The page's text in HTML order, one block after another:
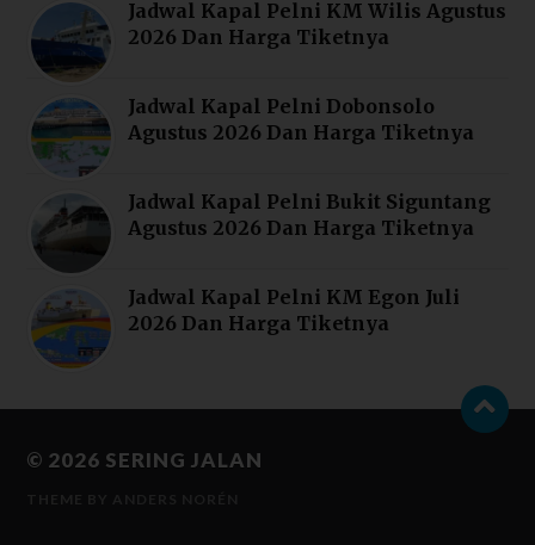
Jadwal Kapal Pelni KM Wilis Agustus
2026 Dan Harga Tiketnya
Jadwal Kapal Pelni Dobonsolo
Agustus 2026 Dan Harga Tiketnya
Jadwal Kapal Pelni Bukit Siguntang
Agustus 2026 Dan Harga Tiketnya
Jadwal Kapal Pelni KM Egon Juli
2026 Dan Harga Tiketnya
© 2026 SERING JALAN